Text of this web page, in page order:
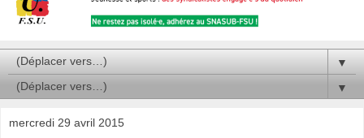
▼
▼
mercredi 29 avril 2015